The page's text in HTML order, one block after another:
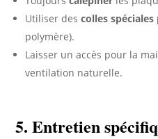
Utiliser descolles
polymère).
Laisser un accès pour la
ventilation naturelle.
5. Entretien